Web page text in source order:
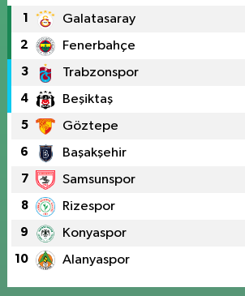
1 Galatasaray
2 Fenerbahçe
3 Trabzonspor
4 Beşiktaş
5 Göztepe
6 Başakşehir
7 Samsunspor
8 Rizespor
9 Konyaspor
10 Alanyaspor